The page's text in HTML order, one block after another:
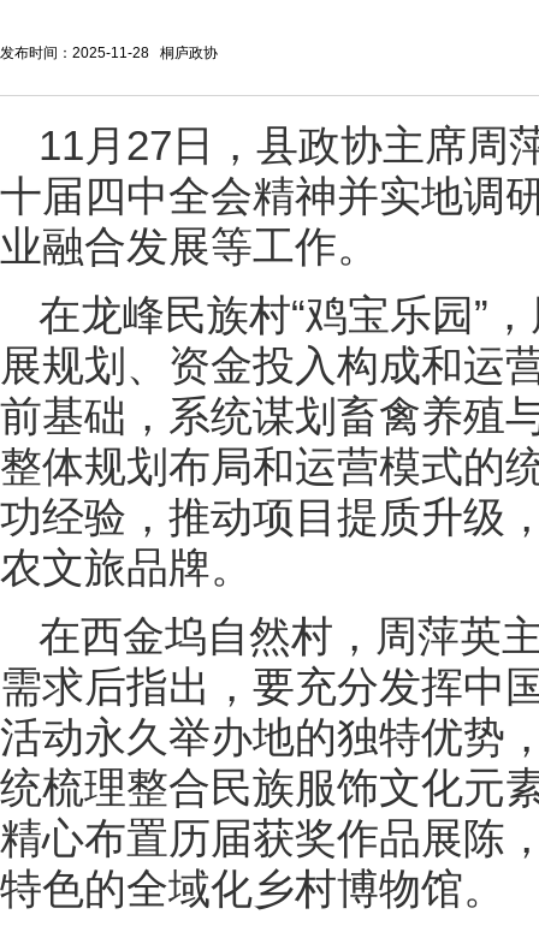
发布时间：2025-11-28 桐庐政协
11月27日，县政协主席周
十届四中全会精神并实地调
业融合发展等工作。
在龙峰民族村“鸡宝乐园”
展规划、资金投入构成和运
前基础，系统谋划畜禽养殖
整体规划布局和运营模式的
功经验，推动项目提质升级
农文旅品牌。
在西金坞自然村，周萍英
需求后指出，要充分发挥中
活动永久举办地的独特优势
统梳理整合民族服饰文化元
精心布置历届获奖作品展陈
特色的全域化乡村博物馆。